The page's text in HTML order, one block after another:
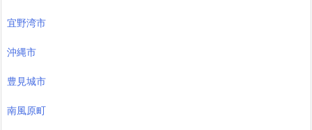
宜野湾市
沖縄市
豊見城市
南風原町